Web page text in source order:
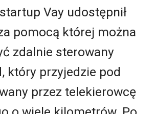
Vay udostępnił
pomocą której można
zdalnie sterowany
który przyjedzie pod
przez telekierowcę